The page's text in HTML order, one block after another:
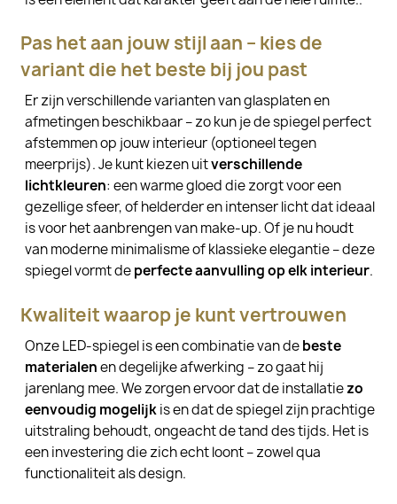
Pas het aan jouw stijl aan – kies de
variant die het beste bij jou past
Er zijn verschillende varianten van glasplaten en
afmetingen beschikbaar – zo kun je de spiegel perfect
afstemmen op jouw interieur (optioneel tegen
meerprijs). Je kunt kiezen uitverschillende
lichtkleuren: een warme gloed die zorgt voor een
gezellige sfeer, of helderder en intenser licht dat ideaal
is voor het aanbrengen van make-up. Of je nu houdt
van moderne minimalisme of klassieke elegantie – deze
spiegel vormt deperfecte aanvulling op elk interieur.
Kwaliteit waarop je kunt vertrouwen
Onze LED-spiegel is een combinatie van debeste
materialenen degelijke afwerking – zo gaat hij
jarenlang mee. We zorgen ervoor dat de installatiezo
eenvoudig mogelijkis en dat de spiegel zijn prachtige
uitstraling behoudt, ongeacht de tand des tijds. Het is
een investering die zich echt loont – zowel qua
functionaliteit als design.